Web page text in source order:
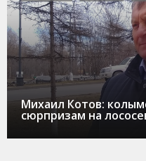
Михаил Котов:
сюрпризам на